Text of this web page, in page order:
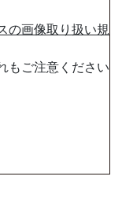
の画像取り扱い規
もご注意ください